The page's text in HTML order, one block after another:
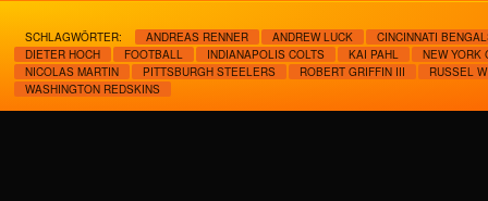
SCHLAGWÖRTER: ANDREAS RENNER ANDREW LUCK
CINCINNATI
DIETER HOCH
FOOTBALL INDIANAPOLIS COLTS KAI PAHL
NEW YORK
NICOLAS MARTIN
PITTSBURGH STEELERS ROBERT GRIFFIN III
RUSSEL
WASHINGTON REDSKINS